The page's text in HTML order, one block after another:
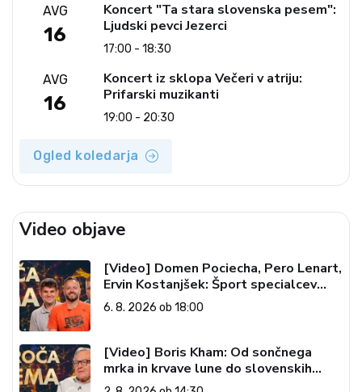
AVG
16
Koncert "Ta stara slovenska pesem":
Ljudski pevci Jezerci
17:00 - 18:30
AVG
16
Koncert iz sklopa Večeri v atriju:
Prifarski muzikanti
19:00 - 20:30
Ogled koledarja
Video objave
[Video] Domen Pociecha, Pero Lenart,
Ervin Kostanjšek: Šport specialcev
(Vroča tema, 6. 8. 2026)
6. 8. 2026 ob 18:00
[Video] Boris Kham: Od sončnega
mrka in krvave lune do slovenskih
pečatov v vesolju (Vroča tema, 2. 8.